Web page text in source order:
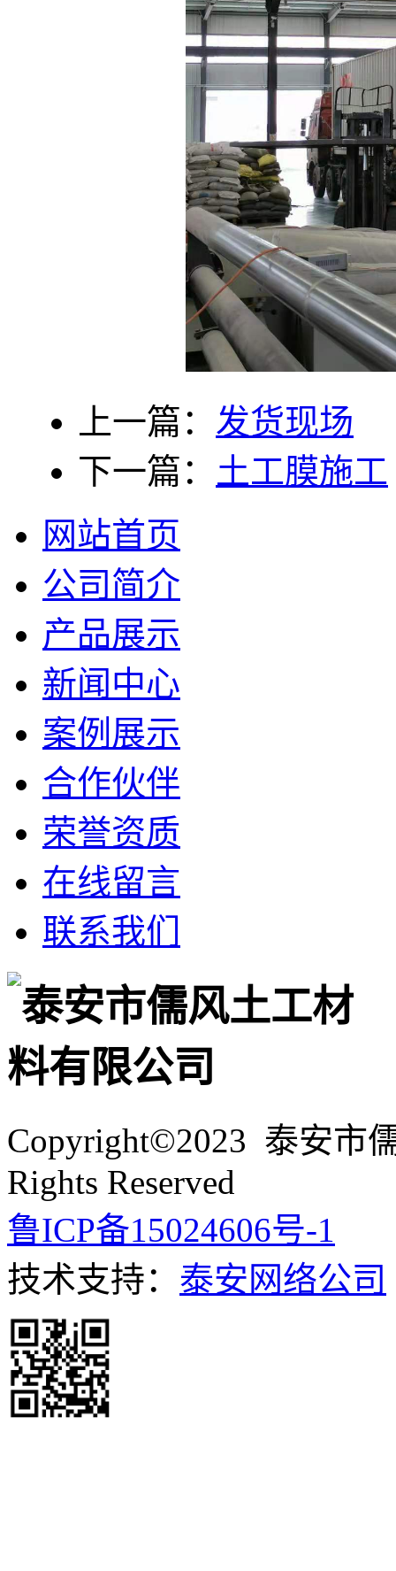
上一篇： 发货现场
下一篇： 土工膜施工
网站首页
公司简介
产品展示
新闻中心
案例展示
合作伙伴
荣誉资质
在线留言
联系我们
Copyright©2023 泰安市
Rights Reserved
鲁ICP备15024606号-1
技术支持： 泰安网络公司